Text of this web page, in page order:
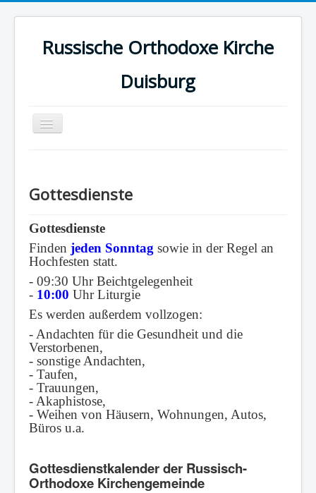
Russische Orthodoxe Kirche
Duisburg
Navigation
an/aus
Gebete
Gemeinde
Gottesdienste
Kalender
Kontakt
Links
Spenden
Gottesdienste
Gottesdienste
Finden jeden Sonntag sowie in der Regel an
Hochfesten statt.
- 09:30 Uhr Beichtgelegenheit
- 10:00 Uhr Liturgie
Es werden außerdem vollzogen:
- Andachten für die Gesundheit und die
Verstorbenen,
- sonstige Andachten,
- Taufen,
- Trauungen,
- Akaphistose,
- Weihen von Häusern, Wohnungen, Autos,
Büros u.a.
Gottesdienstkalender der Russisch-
Orthodoxe Kirchengemeinde